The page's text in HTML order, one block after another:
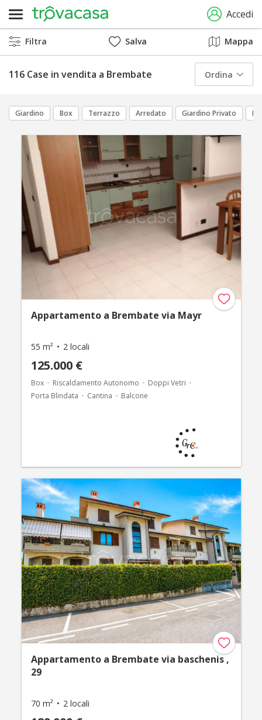
Accedi
Filtra Salva Mappa
116 Case in vendita a Brembate Ordina
Giardino Box Terrazzo Arredato Giardino Privato
Appartamento a Brembate via Mayr
55 m² 2 locali
125.000 €
Box Riscaldamento Autonomo
Doppi Vetri
Porta Blindata
Cantina Balcone
Appartamento a Brembate via baschenis ,
29
70 m² 2 locali